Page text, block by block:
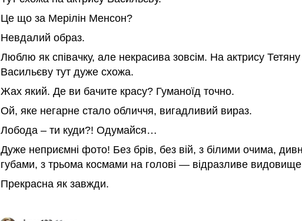
Це що за Мерілін Менсон?
Невдалий образ.
Люблю як співачку, але некрасива зовсім. На актрису Тетяну
Васильєву тут дуже схожа.
Жах який. Де ви бачите красу? Гуманоїд точно.
Ой, яке негарне стало обличчя, вигадливий вираз.
Лобода – ти куди?! Одумайся…
Дуже неприємні фото! Без брів, без вій, з білими очима,
губами, з трьома космами на голові — відразливе
Прекрасна як завжди.